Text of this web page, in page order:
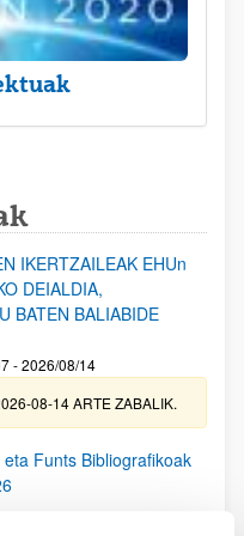
IKERTZAILEAK EHUn
DEIALDIA,
BATEN BALIABIDE
- 2026/08/14
08-14 ARTE ZABALIK.
Funts Bibliografikoak